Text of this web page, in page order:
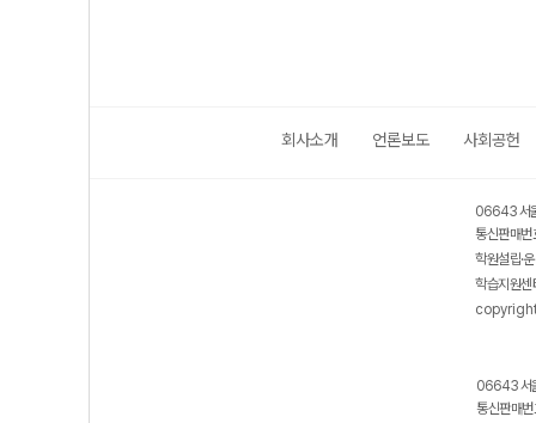
회사소개 언론보도 사회공헌
06643 서
통신판매
학원설립·
학습지원
06643 서
통신판매